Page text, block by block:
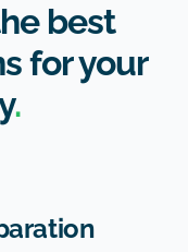
best
for your
.